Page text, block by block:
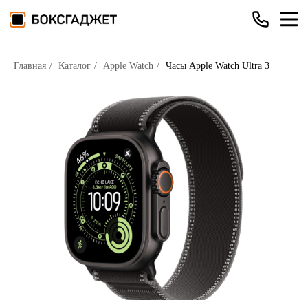
Главная / Каталог / Apple Watch / Часы Apple Watch Ultra 3